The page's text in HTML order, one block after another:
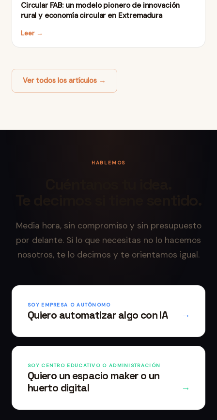
Circular FAB: un modelo pionero de innovación
rural y economía circular en Extremadura
Leer →
Ver todos los artículos →
HABLEMOS
Media hora, sin compromiso y sin presupuesto
por delante. Si lo que necesitas no lo hacemos
nosotros, te lo decimos y te orientamos igual.
SOY EMPRESA O AUTÓNOMO
Quiero automatizar algo con IA →
SOY CENTRO EDUCATIVO O ADMINISTRACIÓN
Quiero un espacio maker o un
huerto digital
→